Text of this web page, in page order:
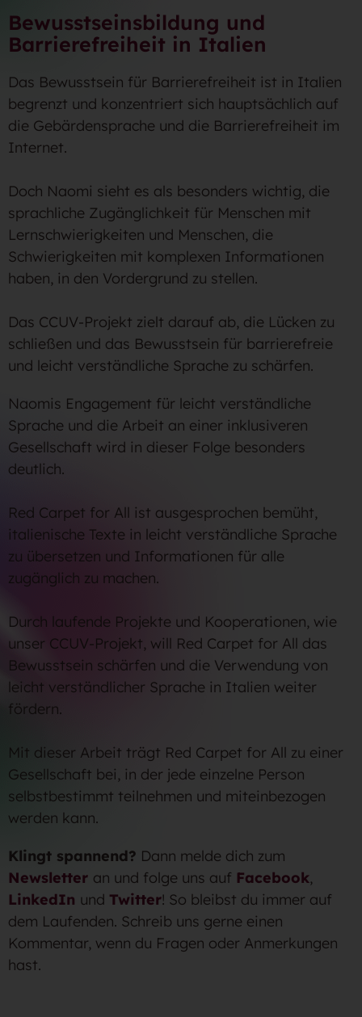
Bewusstseinsbildung und
Barrierefreiheit in Italien
Das Bewusstsein für Barrierefreiheit ist in Italien
begrenzt und konzentriert sich hauptsächlich auf
die Gebärdensprache und die Barrierefreiheit im
Internet.
Doch Naomi sieht es als besonders wichtig, die
sprachliche Zugänglichkeit für Menschen mit
Lernschwierigkeiten und Menschen, die
Schwierigkeiten mit komplexen Informationen
haben, in den Vordergrund zu stellen.
Das CCUV-Projekt zielt darauf ab, die Lücken zu
schließen und das Bewusstsein für barrierefreie
und leicht verständliche Sprache zu schärfen.
Naomis Engagement für leicht verständliche
Sprache und die Arbeit an einer inklusiveren
Gesellschaft wird in dieser Folge besonders
deutlich.
Red Carpet for All ist ausgesprochen bemüht,
italienische Texte in leicht verständliche Sprache
zu übersetzen und Informationen für alle
zugänglich zu machen.
Durch laufende Projekte und Kooperationen, wie
unser CCUV-Projekt, will Red Carpet for All das
Bewusstsein schärfen und die Verwendung von
leicht verständlicher Sprache in Italien weiter
fördern.
Mit dieser Arbeit trägt Red Carpet for All zu einer
Gesellschaft bei, in der jede einzelne Person
selbstbestimmt teilnehmen und miteinbezogen
werden kann.
Klingt spannend? Dann melde dich zum
Newsletter an und folge uns auf Facebook,
LinkedIn und Twitter! So bleibst du immer auf
dem Laufenden. Schreib uns gerne einen
Kommentar, wenn du Fragen oder Anmerkungen
hast.